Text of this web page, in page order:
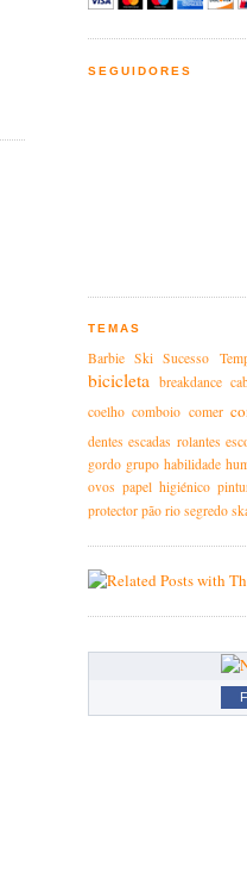
SEGUIDORES
TEMAS
Barbie Ski Sucesso
bicicleta breakdance
coelho comboio comer
dentes escadas rolantes
gordo grupo habilidade
ovos papel higiénico
protector pão rio segredo